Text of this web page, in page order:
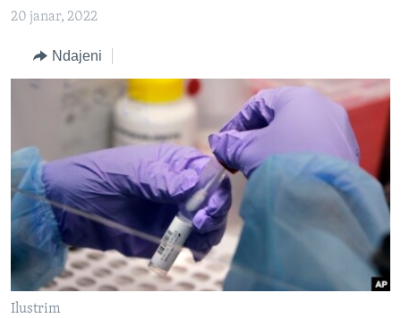
Kalo
kërkimi
EVROPA
BOTA
MJEDISI
KULTURË
SHKENCË DHE TEKNOLOGJI
SHËNDETËSI
INTERVISTA
DITARI
Learning English
FOLLOW US
20 janar, 2022
Ndajeni
Ilustrim